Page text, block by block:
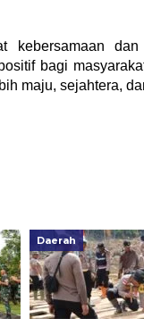
kebersamaan
bagi
maju, sejahtera,
Daerah